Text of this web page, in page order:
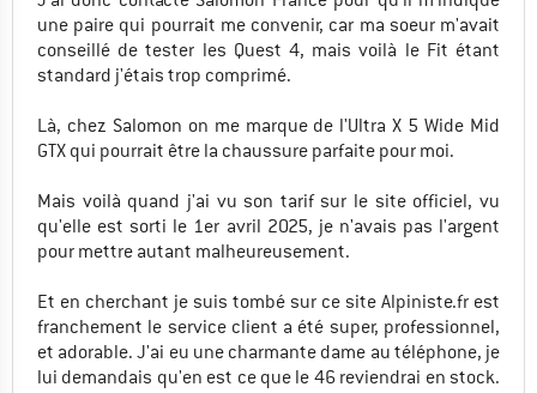
une paire qui pourrait me convenir, car ma soeur m'avait
conseillé de tester les Quest 4, mais voilà le Fit étant
standard j'étais trop comprimé.
Là, chez Salomon on me marque de l'Ultra X 5 Wide Mid
GTX qui pourrait être la chaussure parfaite pour moi.
Mais voilà quand j'ai vu son tarif sur le site officiel, vu
qu'elle est sorti le 1er avril 2025, je n'avais pas l'argent
pour mettre autant malheureusement.
Et en cherchant je suis tombé sur ce site Alpiniste.fr est
franchement le service client a été super, professionnel,
et adorable. J'ai eu une charmante dame au téléphone, je
lui demandais qu'en est ce que le 46 reviendrai en stock.